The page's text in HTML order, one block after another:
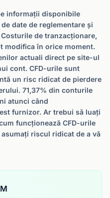
informații disponibile
date de reglementare și
de tranzacționare,
modifica în orice moment.
actuali direct pe site-ul
cont. CFD-urile sunt
un risc ridicat de pierdere
71,37% din conturile
atunci când
furnizor. Ar trebui să luați
funcționează CFD-urile
riscul ridicat de a vă